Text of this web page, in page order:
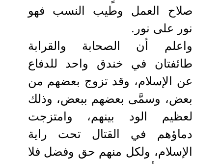
صلاح العمل وطيب النسب فهو
نور على نور.
واعلم أن الصحابة والقرابة
طائفتان في خندق واحد للدفاع
عن الإسلام، وقد تزوج بعضهم من
بعض، وسمَّى بعضهم ببعض، وذلك
لعظيم الود بينهم، وامتزجت
دماؤهم في القتال تحت راية
الإسلام، ولكل منهم حق وفضل فلا